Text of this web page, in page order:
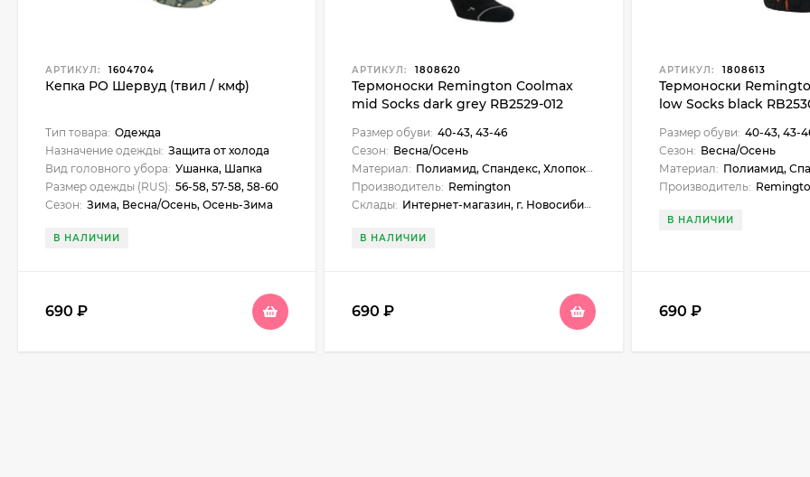
АРТИКУЛ: 1604704
Кепка РО Шервуд (твил / кмф)
Тип товара: Одежда
Назначение одежды: Защита от холода
Вид головного убора: Ушанка, Шапка
Размер одежды (RUS): 56-58, 57-58, 58-60
Сезон: Зима, Весна/Осень, Осень-Зима
В НАЛИЧИИ
690 ₽
АРТИКУЛ: 1808620
Термоноски Remington Coolmax
mid Socks dark grey RB2529-012
Размер обуви: 40-43, 43-46
Сезон: Весна/Осень
Материал: Полиамид, Спандекс, Хлопок, Coolmax
Производитель: Remington
Склады: Интернет-магазин, г. Новосибирск, Новосибирск, ул. Нарымская, 23, Майма, ул. Подгорная, 37
В НАЛИЧИИ
690₽
АРТИКУЛ: 1808613
Термоноски
low Socks black
Размер обуви: 40-43, 43-
Сезон: Весна/Осень
Материал: Полиамид,
Производитель:
В НАЛИЧИИ
690 ₽